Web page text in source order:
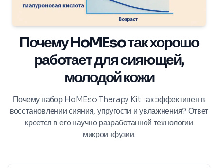
Почему HoMEso так хорошо
работает для сияющей,
молодой кожи
Почему набор HoMEso Therapy Kit так эффективен в
восстановлении сияния, упругости и увлажнения? Ответ
кроется в его научно разработанной технологии
микроинфузии.